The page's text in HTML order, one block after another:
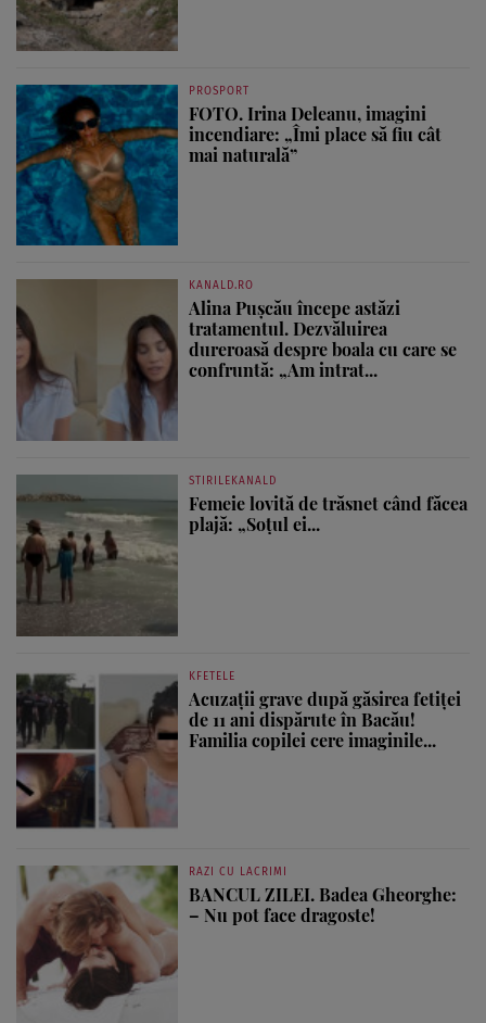
PROSPORT
FOTO. Irina Deleanu, imagini
incendiare: „Îmi place să fiu cât
mai naturală”
KANALD.RO
Alina Pușcău începe astăzi
tratamentul. Dezvăluirea
dureroasă despre boala cu care se
confruntă: „Am intrat...
STIRILEKANALD
Femeie lovită de trăsnet când făcea
plajă: „Soțul ei...
KFETELE
Acuzații grave după găsirea fetiței
de 11 ani dispărute în Bacău!
Familia copilei cere imaginile...
RAZI CU LACRIMI
BANCUL ZILEI. Badea Gheorghe:
– Nu pot face dragoste!